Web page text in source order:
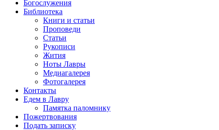
Богослужения
Библиотека
Книги и статьи
Проповеди
Статьи
Рукописи
Жития
Ноты Лавры
Медиагалерея
Фотогалерея
Контакты
Едем в Лавру
Памятка паломнику
Пожертвования
Подать записку